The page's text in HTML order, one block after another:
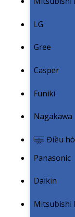
LG
Gree
Casper
Funiki
Nagakawa
Điều
Panasonic
Daikin
Mitsubishi
Điều hoà
Cảm nhận
những ý
của
khá nhiều
lần này
“Sự cân